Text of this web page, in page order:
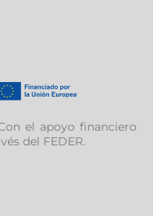
el apoyo financiero
del FEDER.